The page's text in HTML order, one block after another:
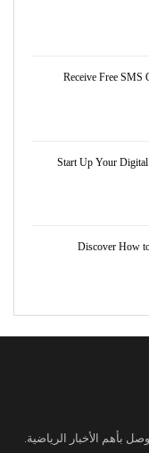
Receive Free SMS
Start Up Your
Discover How
بأهم الأخبار الرياضية.